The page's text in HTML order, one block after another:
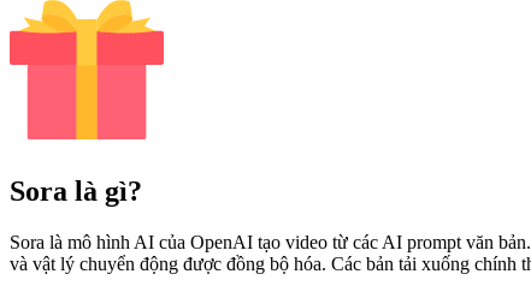
Sora là gì?
Sora là mô hình AI của OpenAI tạo video từ các AI prompt văn
và vật lý chuyển động được đồng bộ hóa. Các bản tải xuống